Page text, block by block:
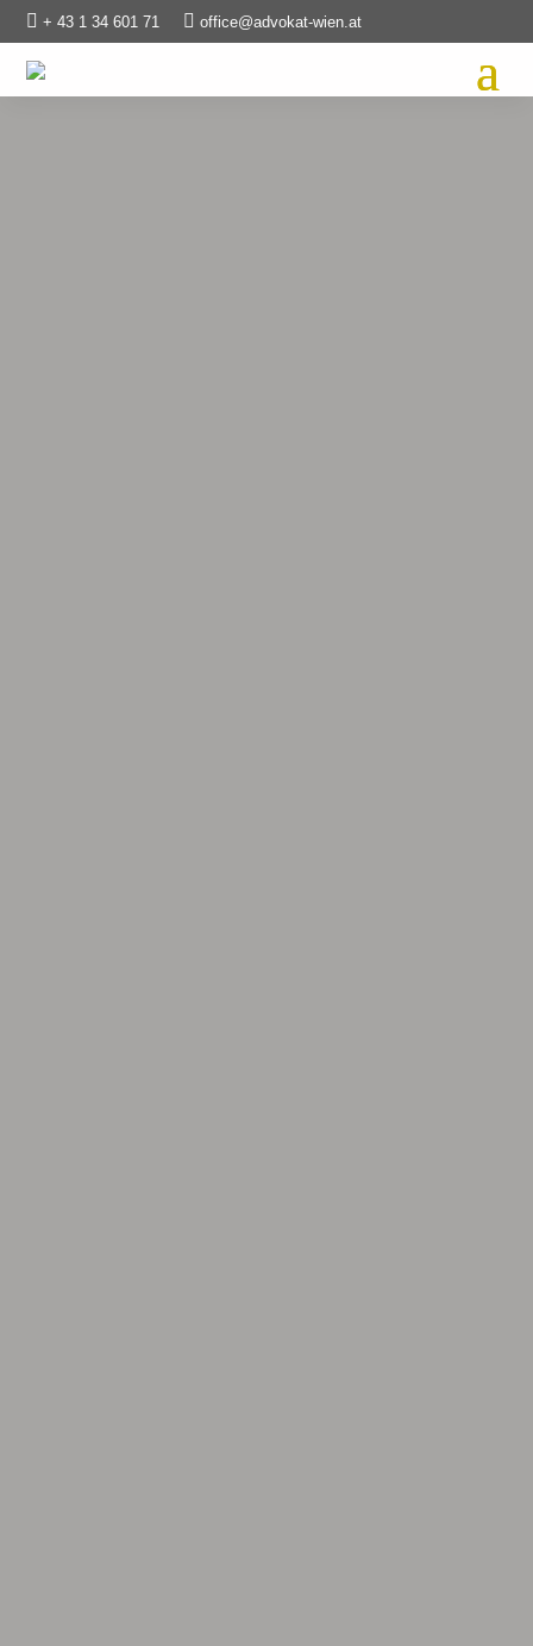
+ 43 1 34 601 71 office@advokat-wien.at